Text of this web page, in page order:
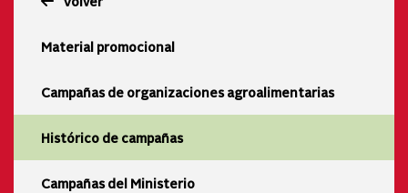
Material promocional
Campañas de organizaciones agroalimentarias
Histórico de campañas
Campañas del Ministerio